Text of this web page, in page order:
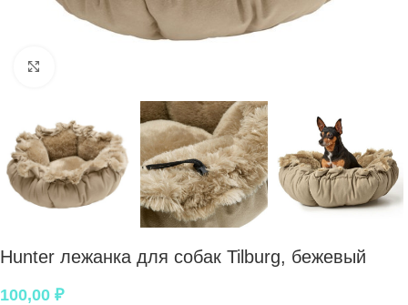
Hunter лежанка для собак Tilburg, бежевый
100,00 ₽